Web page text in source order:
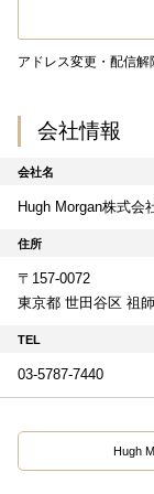
アドレス変更・配信解
会社情報
会社名
Hugh Morgan株式会
住所
〒157-0072
東京都 世田谷区 祖
TEL
03-5787-7440
Hugh